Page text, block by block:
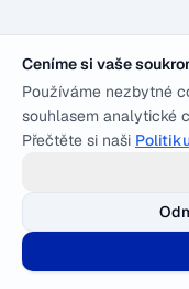
Ceníme si vaše
Používáme nezbytné
souhlasem analytické
Přečtěte si naši